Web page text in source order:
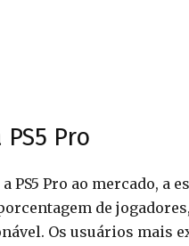
Pro
PS5 Pro ao mercado,
de
Os usuários mais